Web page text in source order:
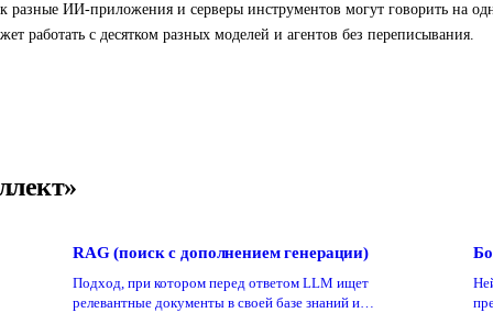
разные ИИ-приложения и серверы инструментов могут говорить на
работать с десятком разных моделей и агентов без переписывания.
RAG (поиск с дополнением генерации)
Подход, при котором перед ответом LLM ищет
релевантные документы в своей базе знаний и